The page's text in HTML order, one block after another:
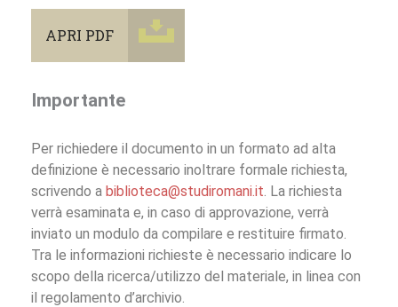
APRI PDF
Importante
Per richiedere il documento in un formato ad alta
definizione è necessario inoltrare formale richiesta,
scrivendo a biblioteca@studiromani.it. La richiesta
verrà esaminata e, in caso di approvazione, verrà
inviato un modulo da compilare e restituire firmato.
Tra le informazioni richieste è necessario indicare lo
scopo della ricerca/utilizzo del materiale, in linea con
il regolamento d’archivio.